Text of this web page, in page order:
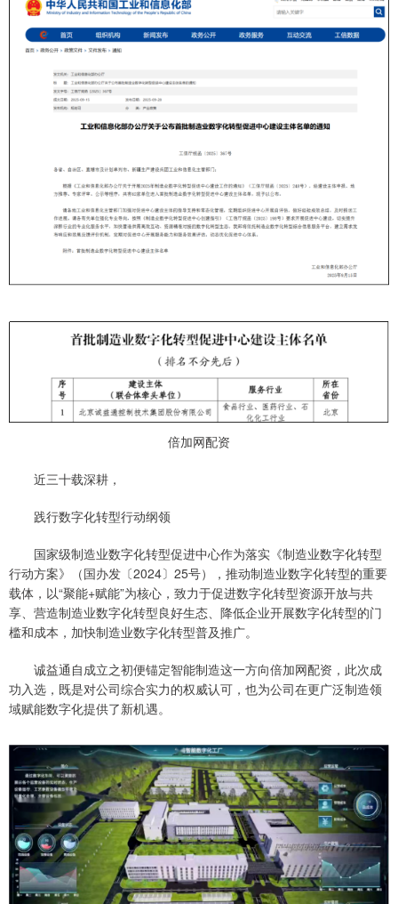
倍加网配资
近三十载深耕，
践行数字化转型行动纲领
国家级制造业数字化转型促进中心作为落实《制造业数字化转型
行动方案》（国办发〔2024〕25号），推动制造业数字化转型的重要
载体，以“聚能+赋能”为核心，致力于促进数字化转型资源开放与共
享、营造制造业数字化转型良好生态、降低企业开展数字化转型的门
槛和成本，加快制造业数字化转型普及推广。
诚益通自成立之初便锚定智能制造这一方向倍加网配资，此次成
功入选，既是对公司综合实力的权威认可，也为公司在更广泛制造领
域赋能数字化提供了新机遇。